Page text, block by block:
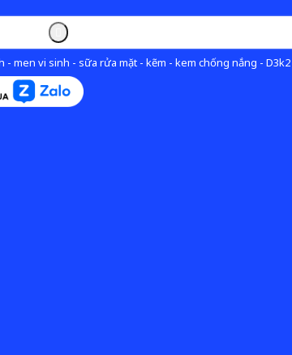
- men vi sinh - sữa rửa mặt - kẽm - kem chống nắng -